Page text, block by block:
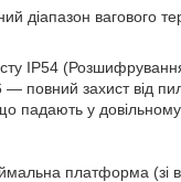
діапазон вагового
IP54
— повний захист від
падають у
платформа (зі